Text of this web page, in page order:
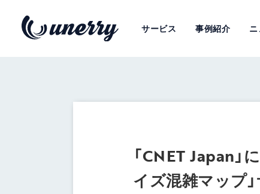
サービス 事例紹介
「CNET Japan」
イズ混雑マップ